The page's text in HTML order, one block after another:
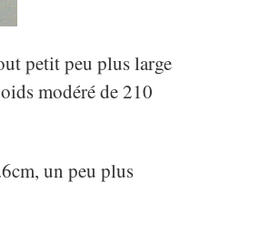
petit peu plus large
modéré de 210
un peu plus